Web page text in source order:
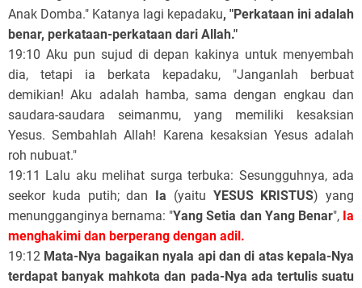
Anak Domba." Katanya lagi kepadaku, "Perkataan ini adalah
benar, perkataan-perkataan dari Allah."
19:10 Aku pun sujud di depan kakinya untuk menyembah
dia, tetapi ia berkata kepadaku, "Janganlah berbuat
demikian! Aku adalah hamba, sama dengan engkau dan
saudara-saudara seimanmu, yang memiliki kesaksian
Yesus. Sembahlah Allah! Karena kesaksian Yesus adalah
roh nubuat."
19:11 Lalu aku melihat surga terbuka: Sesungguhnya, ada
seekor kuda putih; dan Ia (yaitu YESUS KRISTUS) yang
menungganginya bernama: "Yang Setia dan Yang Benar", Ia
menghakimi dan berperang dengan adil.
19:12 Mata-Nya bagaikan nyala api dan di atas kepala-Nya
terdapat banyak mahkota dan pada-Nya ada tertulis suatu